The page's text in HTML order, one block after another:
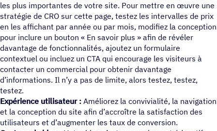
les plus importantes de votre site. Pour mettre en œuvre une
stratégie de CRO sur cette page, testez les intervalles de prix
en les affichant par année ou par mois, modifiez la conception
pour inclure un bouton « En savoir plus » afin de révéler
davantage de fonctionnalités, ajoutez un formulaire
contextuel ou incluez un CTA qui encourage les visiteurs à
contacter un commercial pour obtenir davantage
d’informations. Il n’y a pas de limite, alors testez, testez,
testez.
Expérience utilisateur : Améliorez la convivialité, la navigation
et la conception du site afin d’accroître la satisfaction des
utilisateurs et d’augmenter les taux de conversion.